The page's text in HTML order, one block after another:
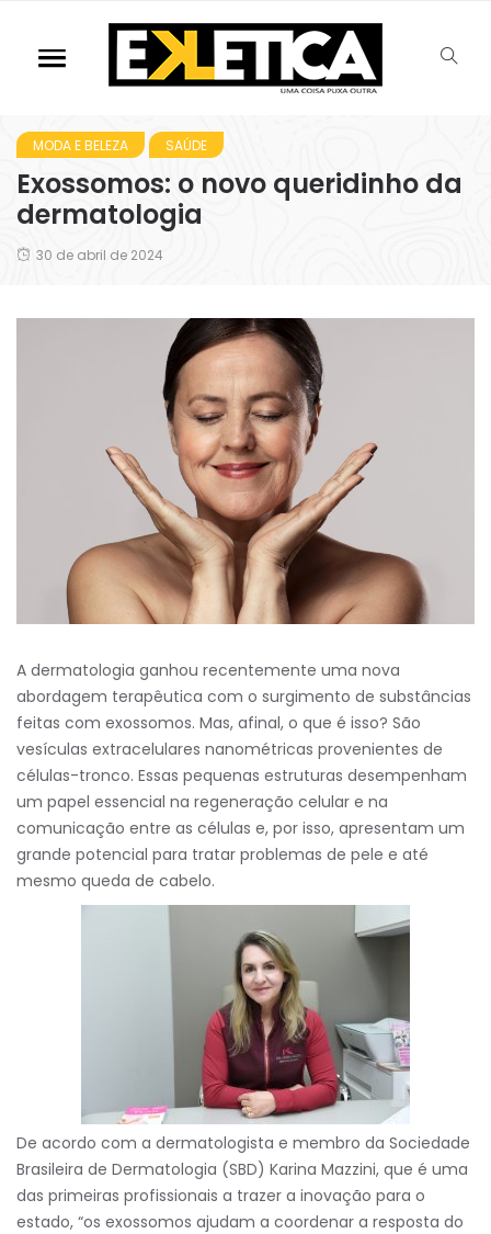
MODA E BELEZA SAÚDE
Exossomos: o novo queridinho da
dermatologia
30 de abril de 2024
A dermatologia ganhou recentemente uma nova
abordagem terapêutica com o surgimento de substâncias
feitas com exossomos. Mas, afinal, o que é isso? São
vesículas extracelulares nanométricas provenientes de
células-tronco. Essas pequenas estruturas desempenham
um papel essencial na regeneração celular e na
comunicação entre as células e, por isso, apresentam um
grande potencial para tratar problemas de pele e até
mesmo queda de cabelo.
De acordo com a dermatologista e membro da Sociedade
Brasileira de Dermatologia (SBD) Karina Mazzini, que é uma
das primeiras profissionais a trazer a inovação para o
estado, “os exossomos ajudam a coordenar a resposta do